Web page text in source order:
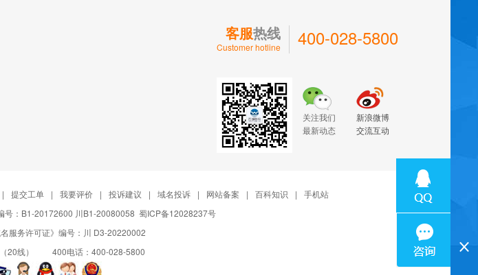
客服热线
Customer hotline 400-028-5800
关注我们
最新动态
新浪微博
交流互动
| 提交工单 | 我要评价 | 投诉建议 | 域名投诉 | 网站备案 | 百科知识 |
手机站
号：B1-20172600 川B1-20080058 蜀ICP备12028237号
服务许可证》编号：川 D3-20220002
（20线） 400电话：400-028-5800